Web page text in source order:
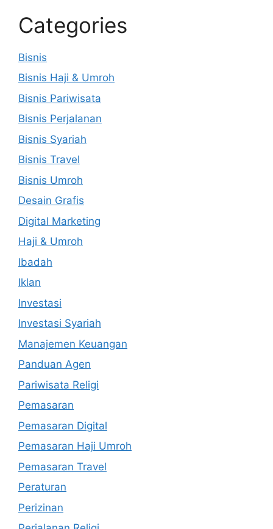
Categories
Bisnis
Bisnis Haji & Umroh
Bisnis Pariwisata
Bisnis Perjalanan
Bisnis Syariah
Bisnis Travel
Bisnis Umroh
Desain Grafis
Digital Marketing
Haji & Umroh
Ibadah
Iklan
Investasi
Investasi Syariah
Manajemen Keuangan
Panduan Agen
Pariwisata Religi
Pemasaran
Pemasaran Digital
Pemasaran Haji Umroh
Pemasaran Travel
Peraturan
Perizinan